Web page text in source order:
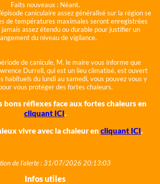
Faits nouveaux : Néant.
caniculaire assez généralisé sur la région se
de températures maximales seront enregistrées
assez étendu ou durable pour justifier un
du niveau de vigilance.
de canicule, M. le maire vous informe que
Durrell, qui est un lieu climatisé, est ouvert
habituels du lundi au samedi, vous pouvez vous y
vous protéger des fortes chaleurs.
bons réflexes face aux fortes chaleurs en
cliquant ICI.
vivre avec la chaleur en cliquant ICI.
de l'alerte : 31/07/2026 20:13:03
Infos utiles